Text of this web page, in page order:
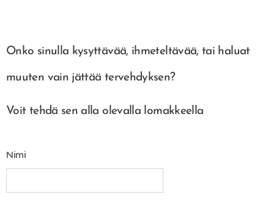
Onko sinulla kysyttävää, ihmeteltävää, tai haluat
muuten vain jättää tervehdyksen?
Voit tehdä sen alla olevalla lomakkeella
Nimi